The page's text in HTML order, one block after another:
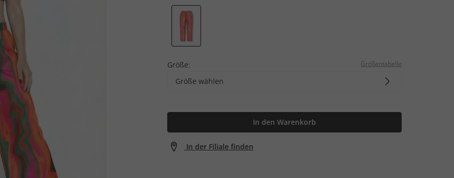
Größe: Größentabelle
Größe wählen
In den Warenkorb
In der Filiale finden